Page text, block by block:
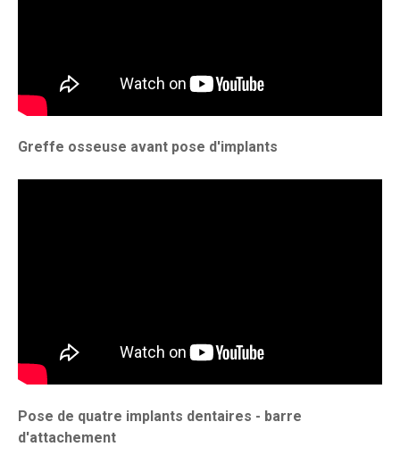
Greffe osseuse avant pose d'implants
Pose de quatre implants dentaires - barre
d'attachement